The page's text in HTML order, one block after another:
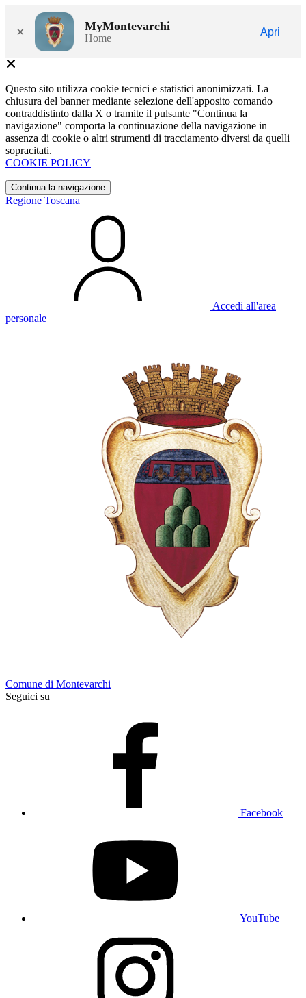
× MyMontevarchi
Home
Apri
Questo sito utilizza cookie tecnici e statistici anonimizzati. La
chiusura del banner mediante selezione dell'apposito comando
contraddistinto dalla X o tramite il pulsante "Continua la
navigazione" comporta la continuazione della navigazione in
assenza di cookie o altri strumenti di tracciamento diversi da quelli
sopracitati.
COOKIE POLICY
Continua la navigazione
Regione Toscana
Accedi all'area
personale
Comune di Montevarchi
Seguici su
Facebook
YouTube